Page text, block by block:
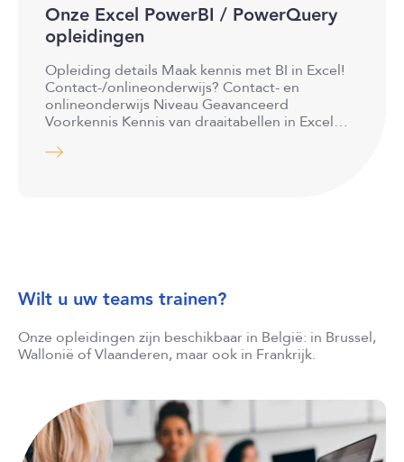
Onze Excel PowerBI / PowerQuery
opleidingen
Opleiding details Maak kennis met BI in Excel!
Contact-/onlineonderwijs? Contact- en
onlineonderwijs Niveau Geavanceerd
Voorkennis Kennis van draaitabellen in Excel.
Wilt u uw teams trainen?
Onze opleidingen zijn beschikbaar in België: in Brussel,
Wallonië of Vlaanderen, maar ook in Frankrijk.